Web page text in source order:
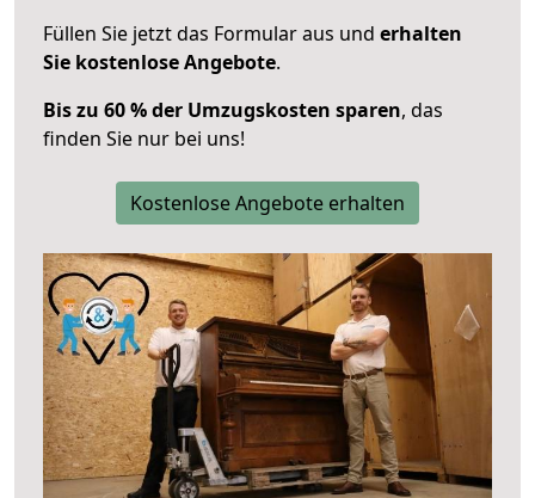
Füllen Sie jetzt das Formular aus und erhalten
Sie kostenlose Angebote.
Bis zu 60 % der Umzugskosten sparen, das
finden Sie nur bei uns!
Kostenlose Angebote erhalten